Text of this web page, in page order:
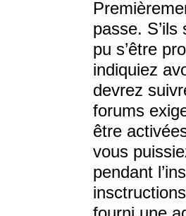
passe.
pu s’être
indiquiez
devrez
forums
être
vous
pendant